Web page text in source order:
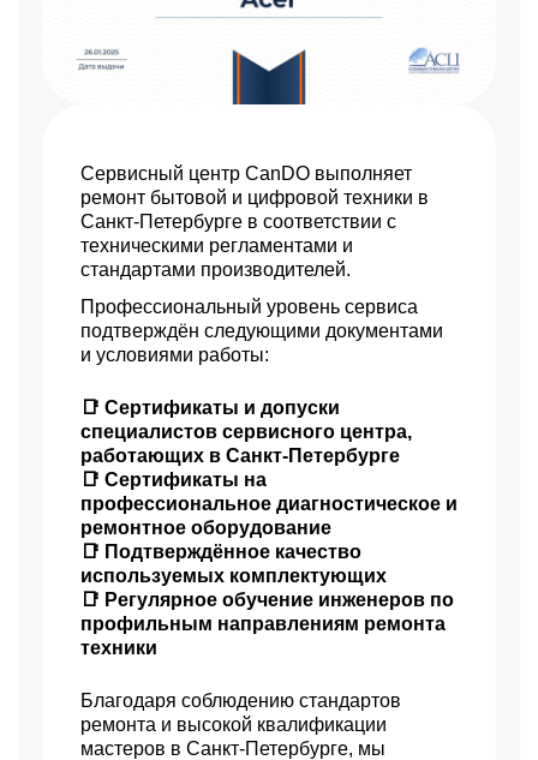
Сервисный центр CanDO выполняет
ремонт бытовой и цифровой техники в
Санкт-Петербурге в соответствии с
техническими регламентами и
стандартами производителей.
Профессиональный уровень сервиса
подтверждён следующими документами
и условиями работы:
📑 Сертификаты и допуски
специалистов сервисного центра,
работающих в Санкт-Петербурге
📑 Сертификаты на
профессиональное диагностическое и
ремонтное оборудование
📑 Подтверждённое качество
используемых комплектующих
📑 Регулярное обучение инженеров по
профильным направлениям ремонта
техники
Благодаря соблюдению стандартов
ремонта и высокой квалификации
мастеров в Санкт-Петербурге, мы